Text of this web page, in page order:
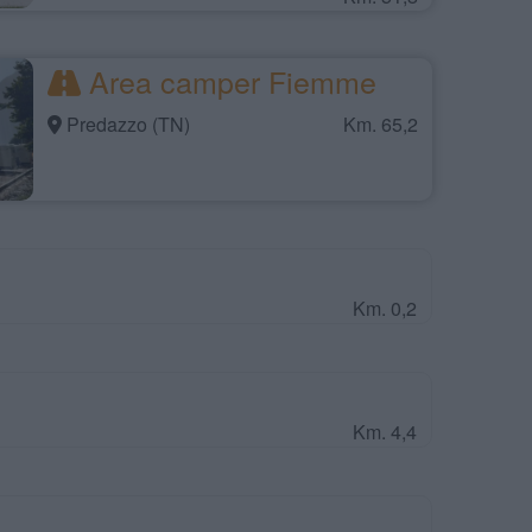
Area camper Fiemme
Predazzo (TN) Km. 65,2
Km. 0,2
Km. 4,4